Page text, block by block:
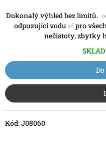
Dokonalý výhled bez limitů.
odpuzující vodu ✅ pro
nečistoty, zbytky
Kód:J08060